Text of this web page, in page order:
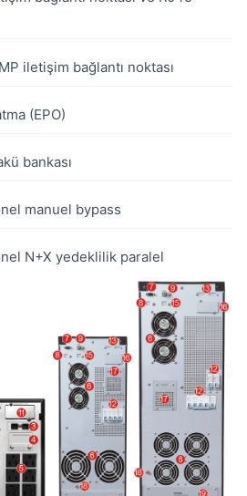
iletişim bağlantı noktası
(EPO)
bankası
manuel bypass
N+X yedeklilik paralel